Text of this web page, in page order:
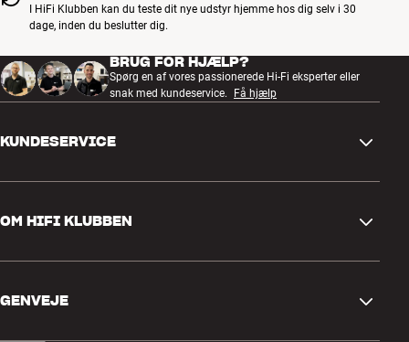
I HiFi Klubben kan du teste dit nye udstyr hjemme hos dig selv i 30
dage, inden du beslutter dig.
BRUG FOR HJÆLP?
Spørg en af vores passionerede Hi-Fi eksperter eller
snak med kundeservice.
Få hjælp
KUNDESERVICE
Retur og reklamation
Fortryd ordre
OM HIFI KLUBBEN
GENVEJE